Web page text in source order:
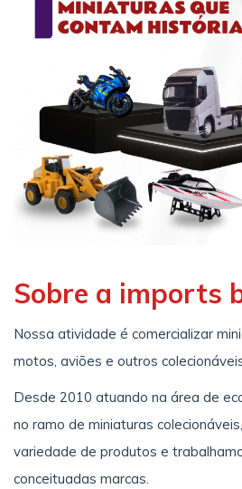
Sobre a imports
Nossa atividade é comercializar
motos, aviões e outros
Desde 2010 atuando na área de
no ramo de miniaturas
variedade de produtos e
conceituadas marcas.